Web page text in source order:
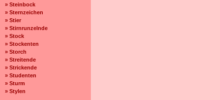
» Steinbock
» Sternzeichen
» Stier
» Stirnrunzelnde
» Stock
» Stockenten
» Storch
» Streitende
» Strickende
» Studenten
» Sturm
» Stylen